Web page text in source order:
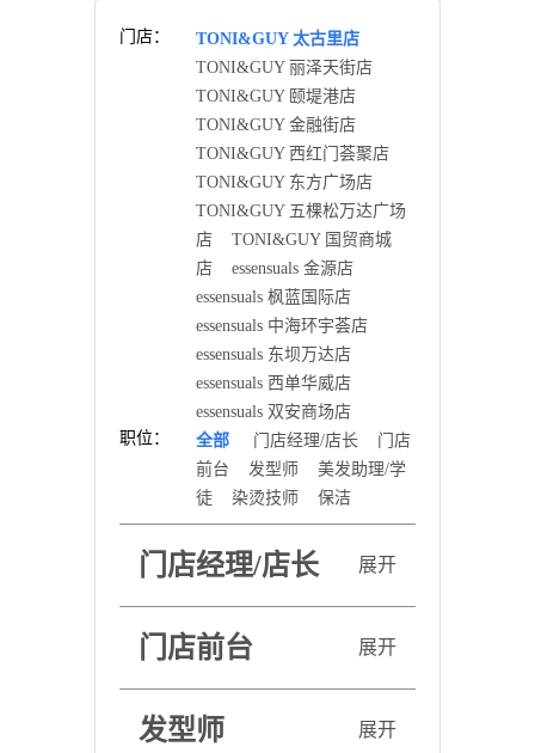
门店：
TONI&GUY 太古里店
TONI&GUY 丽泽天街店
TONI&GUY 颐堤港店
TONI&GUY 金融街店
TONI&GUY 西红门荟聚店
TONI&GUY 东方广场店
TONI&GUY 五棵松万达广场
店
TONI&GUY 国贸商城
店
essensuals 金源店
essensuals 枫蓝国际店
essensuals 中海环宇荟店
essensuals 东坝万达店
essensuals 西单华威店
essensuals 双安商场店
职位：
全部 门店经理/店长
门店
前台
发型师
美发助理/学
徒
染烫技师 保洁
门店经理/店长 展开
门店前台 展开
发型师 展开